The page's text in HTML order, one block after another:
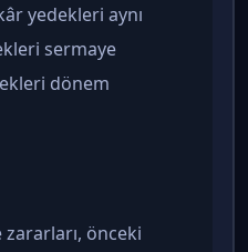
yedekleri aynı
sermaye
dönem
zararları, önceki